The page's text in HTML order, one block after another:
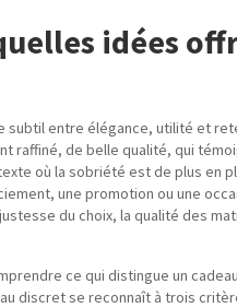
idées
entre élégance, utilité et
raffiné, de belle qualité, qui
où la sobriété est de plus en
une promotion ou une
du choix, la qualité des
ce qui distingue un
discret se reconnaît à trois